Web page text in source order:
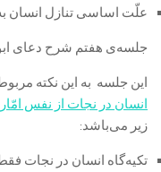
علّت اساسی تنازل انسان
جلسه‌ی هفتم شرح دعای
این جلسه به این نکته
انسان در نجات از نفس
زیر می‌باشد:
تکیه‌گاه انسان در نجات